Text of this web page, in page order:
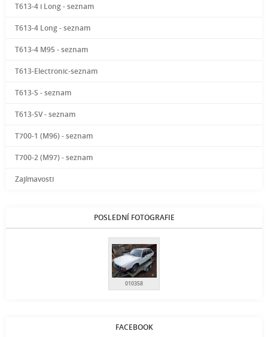
T613-4 i Long - seznam
T613-4 Long - seznam
T613-4 M95 - seznam
T613-Electronic-seznam
T613-S - seznam
T613-SV - seznam
T700-1 (M96) - seznam
T700-2 (M97) - seznam
Zajímavosti
POSLEDNÍ FOTOGRAFIE
010358
FACEBOOK